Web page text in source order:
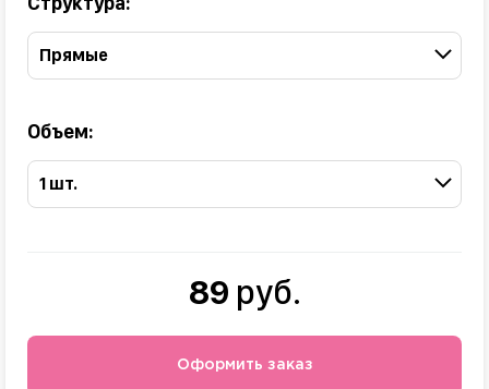
Прямые
Объем:
1 шт.
89 руб.
Оформить заказ